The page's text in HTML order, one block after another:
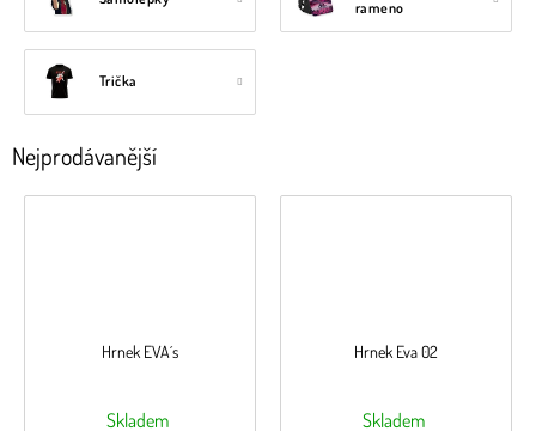
rameno
Trička
Nejprodávanější
Hrnek EVA´s
Skladem
Hrnek Eva 02
Skladem